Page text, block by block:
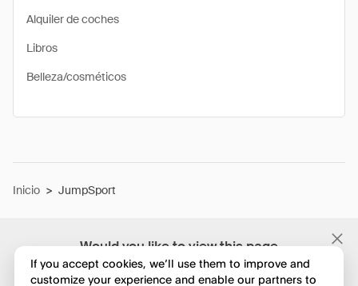
Would you like to view this page
in English?
Alquiler de coches
Libros
Belleza/cosméticos
Inicio > JumpSport
If you accept cookies, we’ll use them to improve and
customize your experience and enable our partners to